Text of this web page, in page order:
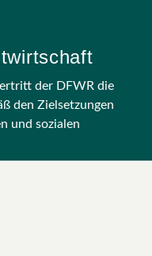
der DFWR die
den Zielsetzungen
und sozialen